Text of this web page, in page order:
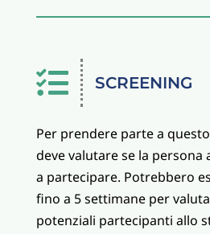
 SCREENING
Per prendere parte a
deve valutare se la persona
a partecipare. Potrebbero
fino a 5 settimane per
potenziali partecipanti allo